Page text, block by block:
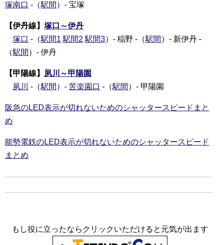
塚南口 -（駅間 ）- 宝塚
【伊丹線】 塚口～伊丹
塚口 -（駅間1 駅間2 駅間3）- 稲野 -（駅間 ）- 新伊丹 -
（駅間 ）- 伊丹
【甲陽線】
夙川～甲陽園
夙川
-（駅間 ）- 苦楽園口 -（駅間 ）- 甲陽園
阪急のLED表示が切れないためのシャッタースピードまと
め
能勢電鉄のLED表示が切れないためのシャッタースピード
まとめ
もし役に立ったならクリックいただけると元気が出ます